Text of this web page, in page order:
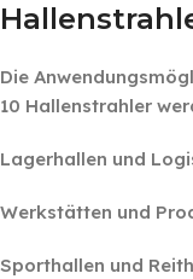
Die
10 Hallenstrahler
Lagerhallen und
Werkstätten und
Sporthallen und